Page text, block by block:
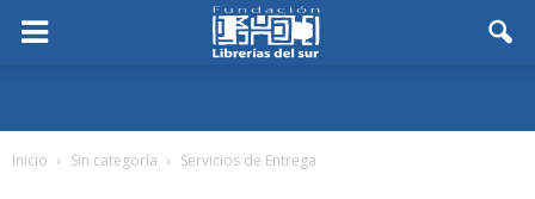
Inicio Sin categoría Servicios de Entrega